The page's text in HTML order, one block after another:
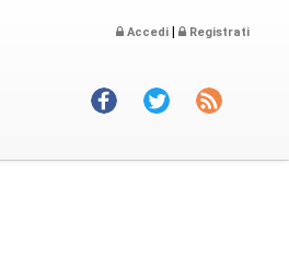
Accedi | Registrati